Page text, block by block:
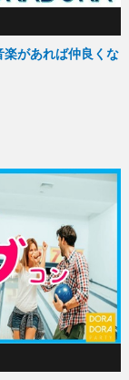
楽があれば仲良くな